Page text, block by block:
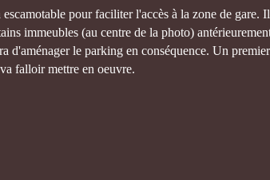
escamotable pour faciliter l'accès à la zone de gare.
immeubles (au centre de la photo)
d'aménager le parking en conséquence. Un
falloir mettre en oeuvre.